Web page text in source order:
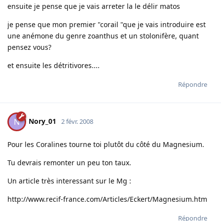
ensuite je pense que je vais arreter la le délir matos
je pense que mon premier "corail "que je vais introduire est
une anémone du genre zoanthus et un stolonifère, quant
pensez vous?
et ensuite les détritivores....
Répondre
N Nory_01 2 févr. 2008
Pour les Coralines tourne toi plutôt du côté du Magnesium.
Tu devrais remonter un peu ton taux.
Un article très interessant sur le Mg :
http://www.recif-france.com/Articles/Eckert/Magnesium.htm
Répondre